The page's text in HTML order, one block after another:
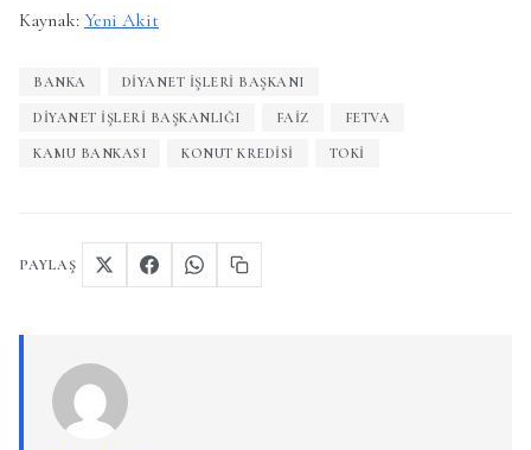
Kaynak: Yeni Akit
BANKA DIYANET IŞLERI BAŞKANI
DIYANET IŞLERI BAŞKANLIĞI FAIZ FETVA
KAMU BANKASI KONUT KREDISI TOKİ
PAYLAŞ